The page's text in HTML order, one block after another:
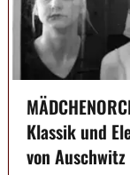
Klassik und
von